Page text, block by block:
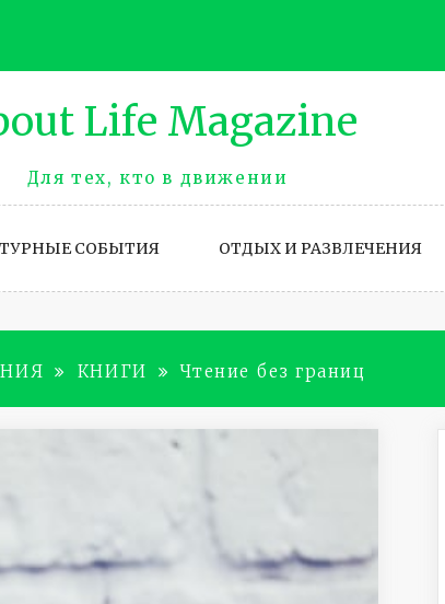
Life Magazinе
Для тех, кто в движении
СОБЫТИЯ ОТДЫХ И РАЗВЛЕЧЕНИЯ
КНИГИ Чтение без границ